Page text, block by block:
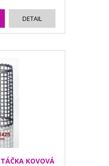
DETAIL
KOVOVÁ